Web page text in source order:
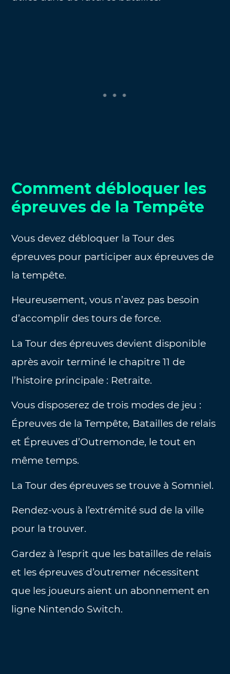
Comment débloquer les
épreuves de la Tempête
Vous devez débloquer la Tour des
épreuves pour participer aux épreuves de
la tempête.
Heureusement, vous n’avez pas besoin
d’accomplir des tours de force.
La Tour des épreuves devient disponible
après avoir terminé le chapitre 11 de
l’histoire principale : Retraite.
Vous disposerez de trois modes de jeu :
Épreuves de la Tempête, Batailles de relais
et Épreuves d’Outremonde, le tout en
même temps.
La Tour des épreuves se trouve à Somniel.
Rendez-vous à l’extrémité sud de la ville
pour la trouver.
Gardez à l’esprit que les batailles de relais
et les épreuves d’outremer nécessitent
que les joueurs aient un abonnement en
ligne Nintendo Switch.